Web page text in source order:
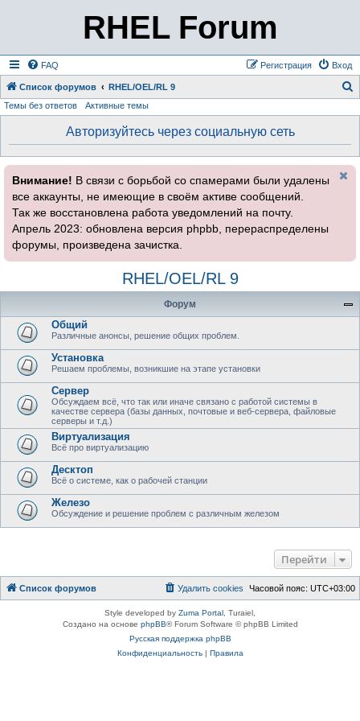
RHEL Forum
FAQ Вход
Регистрация
Список форумов RHEL/OEL/RL 9
Темы без ответов Активные темы
Авторизуйтесь через социальную сеть
Внимание! В связи с борьбой со спамерами были удалены
все аккаунты, не имеющие в своём активе сообщений.
Так же восстановлена работа уведомлений на почту.
Апрель 2023: обновлена версия phpbb, перераспределены
форумы, произведена зачистка.
RHEL/OEL/RL 9
Форум
Общий
Различные анонсы, решение общих проблем.
Установка
Решаем проблемы, возникшие на этапе установки
Сервер
Обсуждаем всё, что так или иначе связано с работой системы в
качестве сервера (базы данных, почтовые и веб-сервера, файловые
серверы и т.д.)
Виртуализация
Всё про виртуализацию
Десктоп
Всё о системе, как о рабочей станции
Железо
Обсуждение и решение проблем с различным железом
Перейти
Список форумов Часовой пояс: UTC+03:00
Удалить cookies
Style developed by Zuma Portal , Turaiel,
Создано на основе phpBB® Forum Software © phpBB Limited
Русская поддержка phpBB
Конфиденциальность| Правила